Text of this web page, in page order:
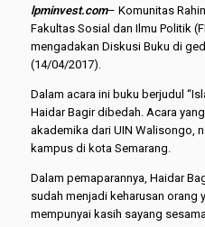
lpminvest.com– Komunitas
Fakultas Sosial dan Ilmu Politik
mengadakan Diskusi Buku di
(14/04/2017).
Dalam acara ini buku berjudul
Haidar Bagir dibedah. Acara
akademika dari UIN Walisongo,
kampus di kota Semarang.
Dalam pemaparannya, Haidar
sudah menjadi keharusan orang
mempunyai kasih sayang